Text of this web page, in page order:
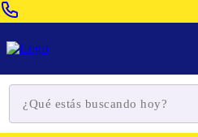
WhatsApp: (302) 262-4104